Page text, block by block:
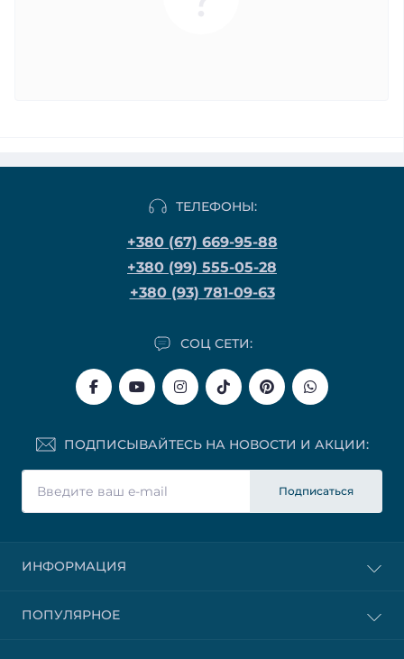
ТЕЛЕФОНЫ:
+380 (67) 669-95-88
+380 (99) 555-05-28
+380 (93) 781-09-63
СОЦ СЕТИ:
ПОДПИСЫВАЙТЕСЬ НА НОВОСТИ И АКЦИИ:
Подписаться
ИНФОРМАЦИЯ
ПОПУЛЯРНОЕ